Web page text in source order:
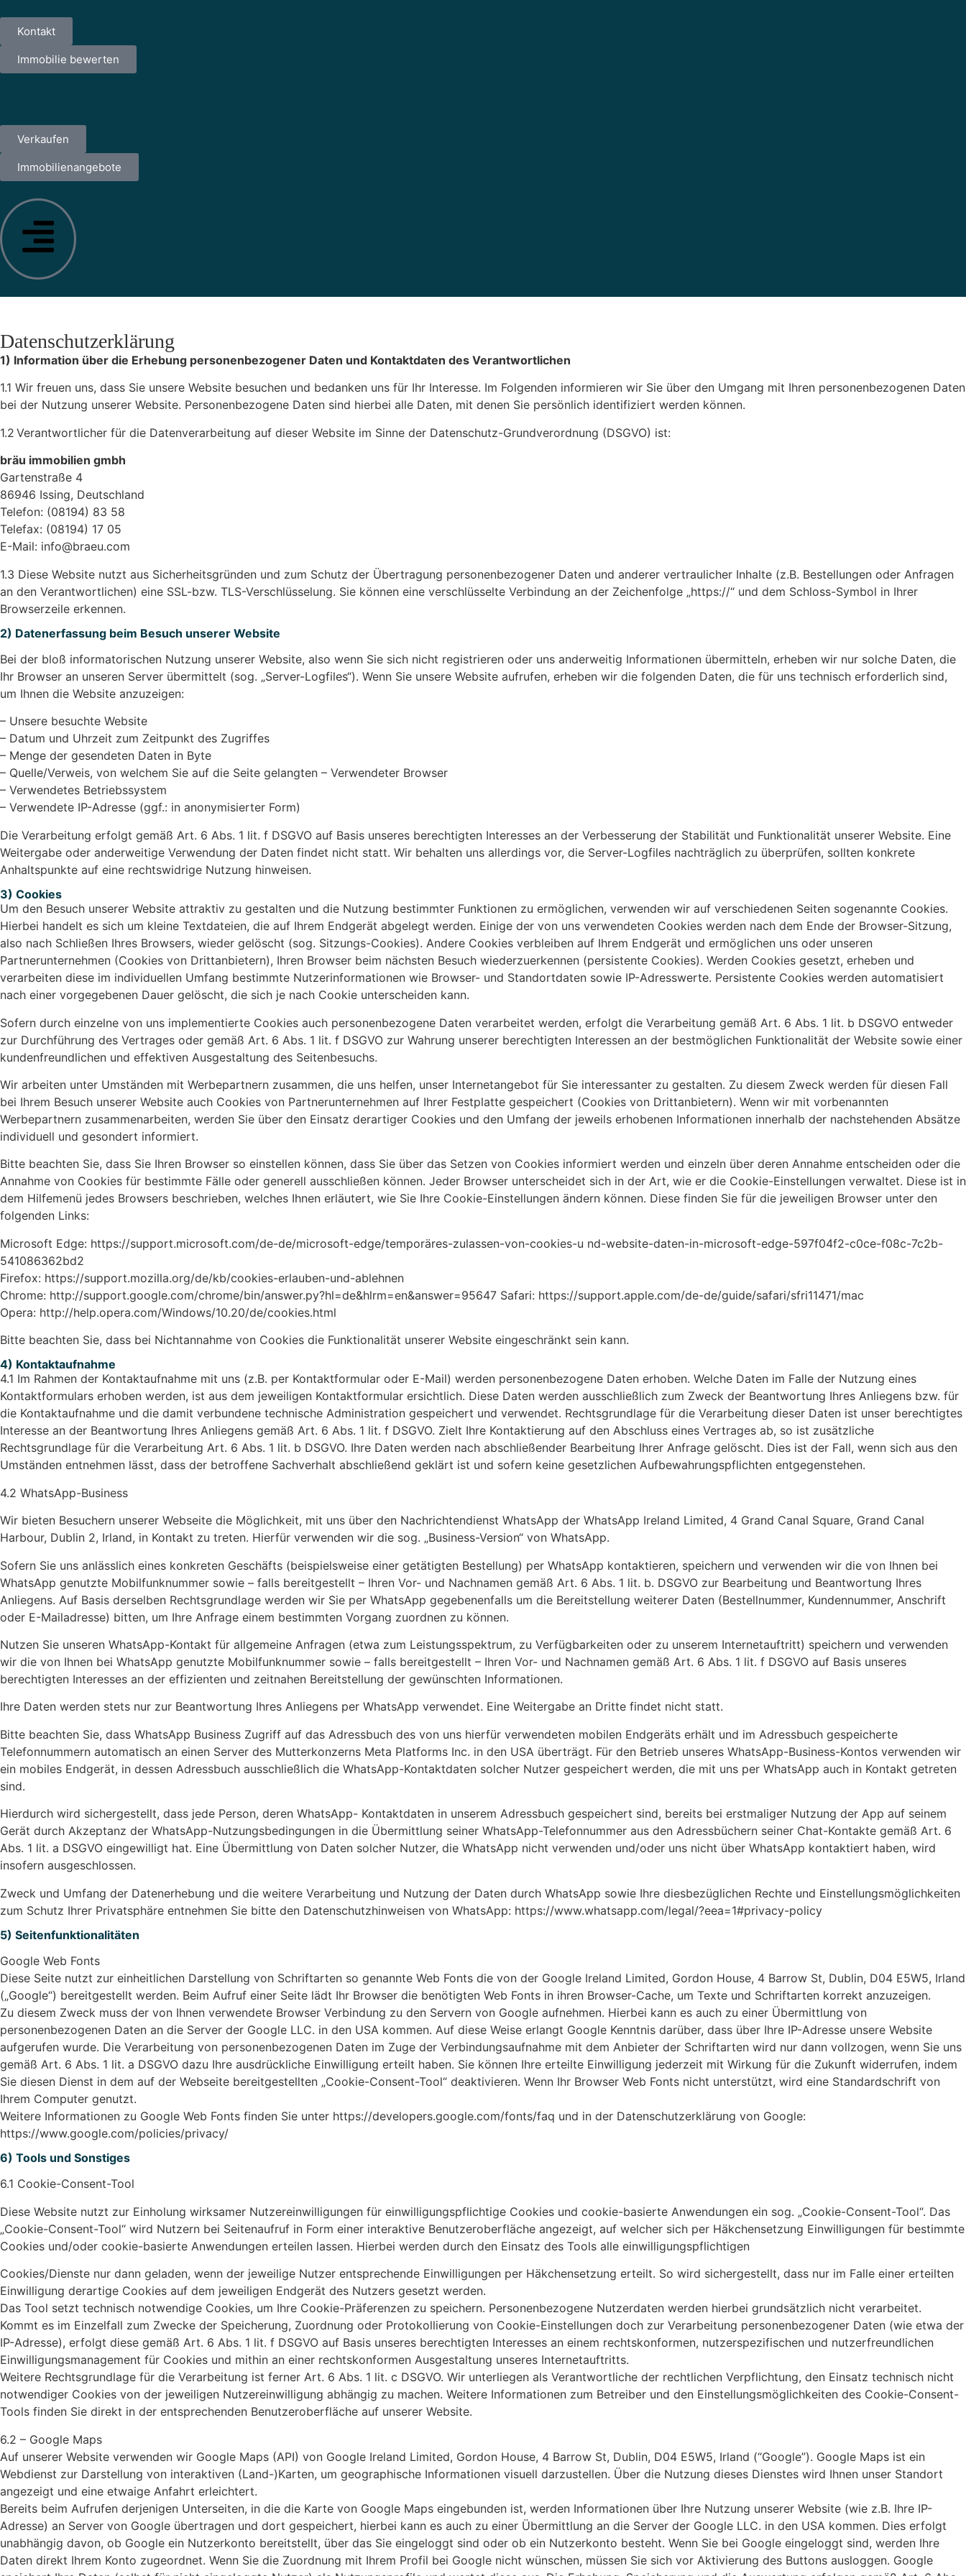
Kontakt
Immobilie bewerten
Verkaufen
Immobilienangebote
Datenschutzerklärung
1) Information über die Erhebung personenbezogener Daten und Kontaktdaten des Verantwortlichen
1.1 Wir freuen uns, dass Sie unsere Website besuchen und bedanken uns für Ihr Interesse. Im Folgenden informieren wir Sie über den Umgang mit Ihren personenbezogenen Daten
bei der Nutzung unserer Website. Personenbezogene Daten sind hierbei alle Daten, mit denen Sie persönlich identifiziert werden können.
1.2 Verantwortlicher für die Datenverarbeitung auf dieser Website im Sinne der Datenschutz-Grundverordnung (DSGVO) ist:
bräu immobilien gmbh
Gartenstraße 4
86946 Issing, Deutschland
Telefon: (08194) 83 58
Telefax: (08194) 17 05
E-Mail: info@braeu.com
1.3 Diese Website nutzt aus Sicherheitsgründen und zum Schutz der Übertragung personenbezogener Daten und anderer vertraulicher Inhalte (z.B. Bestellungen oder Anfragen
an den Verantwortlichen) eine SSL-bzw. TLS-Verschlüsselung. Sie können eine verschlüsselte Verbindung an der Zeichenfolge „https://“ und dem Schloss-Symbol in Ihrer
Browserzeile erkennen.
2) Datenerfassung beim Besuch unserer Website
Bei der bloß informatorischen Nutzung unserer Website, also wenn Sie sich nicht registrieren oder uns anderweitig Informationen übermitteln, erheben wir nur solche Daten, die
Ihr Browser an unseren Server übermittelt (sog. „Server-Logfiles“). Wenn Sie unsere Website aufrufen, erheben wir die folgenden Daten, die für uns technisch erforderlich sind,
um Ihnen die Website anzuzeigen:
– Unsere besuchte Website
– Datum und Uhrzeit zum Zeitpunkt des Zugriffes
– Menge der gesendeten Daten in Byte
– Quelle/Verweis, von welchem Sie auf die Seite gelangten – Verwendeter Browser
– Verwendetes Betriebssystem
– Verwendete IP-Adresse (ggf.: in anonymisierter Form)
Die Verarbeitung erfolgt gemäß Art. 6 Abs. 1 lit. f DSGVO auf Basis unseres berechtigten Interesses an der Verbesserung der Stabilität und Funktionalität unserer Website. Eine
Weitergabe oder anderweitige Verwendung der Daten findet nicht statt. Wir behalten uns allerdings vor, die Server-Logfiles nachträglich zu überprüfen, sollten konkrete
Anhaltspunkte auf eine rechtswidrige Nutzung hinweisen.
3) Cookies
Um den Besuch unserer Website attraktiv zu gestalten und die Nutzung bestimmter Funktionen zu ermöglichen, verwenden wir auf verschiedenen Seiten sogenannte Cookies.
Hierbei handelt es sich um kleine Textdateien, die auf Ihrem Endgerät abgelegt werden. Einige der von uns verwendeten Cookies werden nach dem Ende der Browser-Sitzung,
also nach Schließen Ihres Browsers, wieder gelöscht (sog. Sitzungs-Cookies). Andere Cookies verbleiben auf Ihrem Endgerät und ermöglichen uns oder unseren
Partnerunternehmen (Cookies von Drittanbietern), Ihren Browser beim nächsten Besuch wiederzuerkennen (persistente Cookies). Werden Cookies gesetzt, erheben und
verarbeiten diese im individuellen Umfang bestimmte Nutzerinformationen wie Browser- und Standortdaten sowie IP-Adresswerte. Persistente Cookies werden automatisiert
nach einer vorgegebenen Dauer gelöscht, die sich je nach Cookie unterscheiden kann.
Sofern durch einzelne von uns implementierte Cookies auch personenbezogene Daten verarbeitet werden, erfolgt die Verarbeitung gemäß Art. 6 Abs. 1 lit. b DSGVO entweder
zur Durchführung des Vertrages oder gemäß Art. 6 Abs. 1 lit. f DSGVO zur Wahrung unserer berechtigten Interessen an der bestmöglichen Funktionalität der Website sowie einer
kundenfreundlichen und effektiven Ausgestaltung des Seitenbesuchs.
Wir arbeiten unter Umständen mit Werbepartnern zusammen, die uns helfen, unser Internetangebot für Sie interessanter zu gestalten. Zu diesem Zweck werden für diesen Fall
bei Ihrem Besuch unserer Website auch Cookies von Partnerunternehmen auf Ihrer Festplatte gespeichert (Cookies von Drittanbietern). Wenn wir mit vorbenannten
Werbepartnern zusammenarbeiten, werden Sie über den Einsatz derartiger Cookies und den Umfang der jeweils erhobenen Informationen innerhalb der nachstehenden Absätze
individuell und gesondert informiert.
Bitte beachten Sie, dass Sie Ihren Browser so einstellen können, dass Sie über das Setzen von Cookies informiert werden und einzeln über deren Annahme entscheiden oder die
Annahme von Cookies für bestimmte Fälle oder generell ausschließen können. Jeder Browser unterscheidet sich in der Art, wie er die Cookie-Einstellungen verwaltet. Diese ist in
dem Hilfemenü jedes Browsers beschrieben, welches Ihnen erläutert, wie Sie Ihre Cookie-Einstellungen ändern können. Diese finden Sie für die jeweiligen Browser unter den
folgenden Links:
Microsoft Edge: https://support.microsoft.com/de-de/microsoft-edge/temporäres-zulassen-von-cookies-u nd-website-daten-in-microsoft-edge-597f04f2-c0ce-f08c-7c2b-
541086362bd2
Firefox: https://support.mozilla.org/de/kb/cookies-erlauben-und-ablehnen
Chrome: http://support.google.com/chrome/bin/answer.py?hl=de&hlrm=en&answer=95647 Safari: https://support.apple.com/de-de/guide/safari/sfri11471/mac
Opera: http://help.opera.com/Windows/10.20/de/cookies.html
Bitte beachten Sie, dass bei Nichtannahme von Cookies die Funktionalität unserer Website eingeschränkt sein kann.
4) Kontaktaufnahme
4.1 Im Rahmen der Kontaktaufnahme mit uns (z.B. per Kontaktformular oder E-Mail) werden personenbezogene Daten erhoben. Welche Daten im Falle der Nutzung eines
Kontaktformulars erhoben werden, ist aus dem jeweiligen Kontaktformular ersichtlich. Diese Daten werden ausschließlich zum Zweck der Beantwortung Ihres Anliegens bzw. für
die Kontaktaufnahme und die damit verbundene technische Administration gespeichert und verwendet. Rechtsgrundlage für die Verarbeitung dieser Daten ist unser berechtigtes
Interesse an der Beantwortung Ihres Anliegens gemäß Art. 6 Abs. 1 lit. f DSGVO. Zielt Ihre Kontaktierung auf den Abschluss eines Vertrages ab, so ist zusätzliche
Rechtsgrundlage für die Verarbeitung Art. 6 Abs. 1 lit. b DSGVO. Ihre Daten werden nach abschließender Bearbeitung Ihrer Anfrage gelöscht. Dies ist der Fall, wenn sich aus den
Umständen entnehmen lässt, dass der betroffene Sachverhalt abschließend geklärt ist und sofern keine gesetzlichen Aufbewahrungspflichten entgegenstehen.
4.2 WhatsApp-Business
Wir bieten Besuchern unserer Webseite die Möglichkeit, mit uns über den Nachrichtendienst WhatsApp der WhatsApp Ireland Limited, 4 Grand Canal Square, Grand Canal
Harbour, Dublin 2, Irland, in Kontakt zu treten. Hierfür verwenden wir die sog. „Business-Version“ von WhatsApp.
Sofern Sie uns anlässlich eines konkreten Geschäfts (beispielsweise einer getätigten Bestellung) per WhatsApp kontaktieren, speichern und verwenden wir die von Ihnen bei
WhatsApp genutzte Mobilfunknummer sowie – falls bereitgestellt – Ihren Vor- und Nachnamen gemäß Art. 6 Abs. 1 lit. b. DSGVO zur Bearbeitung und Beantwortung Ihres
Anliegens. Auf Basis derselben Rechtsgrundlage werden wir Sie per WhatsApp gegebenenfalls um die Bereitstellung weiterer Daten (Bestellnummer, Kundennummer, Anschrift
oder E-Mailadresse) bitten, um Ihre Anfrage einem bestimmten Vorgang zuordnen zu können.
Nutzen Sie unseren WhatsApp-Kontakt für allgemeine Anfragen (etwa zum Leistungsspektrum, zu Verfügbarkeiten oder zu unserem Internetauftritt) speichern und verwenden
wir die von Ihnen bei WhatsApp genutzte Mobilfunknummer sowie – falls bereitgestellt – Ihren Vor- und Nachnamen gemäß Art. 6 Abs. 1 lit. f DSGVO auf Basis unseres
berechtigten Interesses an der effizienten und zeitnahen Bereitstellung der gewünschten Informationen.
Ihre Daten werden stets nur zur Beantwortung Ihres Anliegens per WhatsApp verwendet. Eine Weitergabe an Dritte findet nicht statt.
Bitte beachten Sie, dass WhatsApp Business Zugriff auf das Adressbuch des von uns hierfür verwendeten mobilen Endgeräts erhält und im Adressbuch gespeicherte
Telefonnummern automatisch an einen Server des Mutterkonzerns Meta Platforms Inc. in den USA überträgt. Für den Betrieb unseres WhatsApp-Business-Kontos verwenden wir
ein mobiles Endgerät, in dessen Adressbuch ausschließlich die WhatsApp-Kontaktdaten solcher Nutzer gespeichert werden, die mit uns per WhatsApp auch in Kontakt getreten
sind.
Hierdurch wird sichergestellt, dass jede Person, deren WhatsApp- Kontaktdaten in unserem Adressbuch gespeichert sind, bereits bei erstmaliger Nutzung der App auf seinem
Gerät durch Akzeptanz der WhatsApp-Nutzungsbedingungen in die Übermittlung seiner WhatsApp-Telefonnummer aus den Adressbüchern seiner Chat-Kontakte gemäß Art. 6
Abs. 1 lit. a DSGVO eingewilligt hat. Eine Übermittlung von Daten solcher Nutzer, die WhatsApp nicht verwenden und/oder uns nicht über WhatsApp kontaktiert haben, wird
insofern ausgeschlossen.
Zweck und Umfang der Datenerhebung und die weitere Verarbeitung und Nutzung der Daten durch WhatsApp sowie Ihre diesbezüglichen Rechte und Einstellungsmöglichkeiten
zum Schutz Ihrer Privatsphäre entnehmen Sie bitte den Datenschutzhinweisen von WhatsApp: https://www.whatsapp.com/legal/?eea=1#privacy-policy
5) Seitenfunktionalitäten
Google Web Fonts
Diese Seite nutzt zur einheitlichen Darstellung von Schriftarten so genannte Web Fonts die von der Google Ireland Limited, Gordon House, 4 Barrow St, Dublin, D04 E5W5, Irland
(„Google“) bereitgestellt werden. Beim Aufruf einer Seite lädt Ihr Browser die benötigten Web Fonts in ihren Browser-Cache, um Texte und Schriftarten korrekt anzuzeigen.
Zu diesem Zweck muss der von Ihnen verwendete Browser Verbindung zu den Servern von Google aufnehmen. Hierbei kann es auch zu einer Übermittlung von
personenbezogenen Daten an die Server der Google LLC. in den USA kommen. Auf diese Weise erlangt Google Kenntnis darüber, dass über Ihre IP-Adresse unsere Website
aufgerufen wurde. Die Verarbeitung von personenbezogenen Daten im Zuge der Verbindungsaufnahme mit dem Anbieter der Schriftarten wird nur dann vollzogen, wenn Sie uns
gemäß Art. 6 Abs. 1 lit. a DSGVO dazu Ihre ausdrückliche Einwilligung erteilt haben. Sie können Ihre erteilte Einwilligung jederzeit mit Wirkung für die Zukunft widerrufen, indem
Sie diesen Dienst in dem auf der Webseite bereitgestellten „Cookie-Consent-Tool“ deaktivieren. Wenn Ihr Browser Web Fonts nicht unterstützt, wird eine Standardschrift von
Ihrem Computer genutzt.
Weitere Informationen zu Google Web Fonts finden Sie unter https://developers.google.com/fonts/faq und in der Datenschutzerklärung von Google:
https://www.google.com/policies/privacy/
6) Tools und Sonstiges
6.1 Cookie-Consent-Tool
Diese Website nutzt zur Einholung wirksamer Nutzereinwilligungen für einwilligungspflichtige Cookies und cookie-basierte Anwendungen ein sog. „Cookie-Consent-Tool“. Das
„Cookie-Consent-Tool“ wird Nutzern bei Seitenaufruf in Form einer interaktive Benutzeroberfläche angezeigt, auf welcher sich per Häkchensetzung Einwilligungen für bestimmte
Cookies und/oder cookie-basierte Anwendungen erteilen lassen. Hierbei werden durch den Einsatz des Tools alle einwilligungspflichtigen
Cookies/Dienste nur dann geladen, wenn der jeweilige Nutzer entsprechende Einwilligungen per Häkchensetzung erteilt. So wird sichergestellt, dass nur im Falle einer erteilten
Einwilligung derartige Cookies auf dem jeweiligen Endgerät des Nutzers gesetzt werden.
Das Tool setzt technisch notwendige Cookies, um Ihre Cookie-Präferenzen zu speichern. Personenbezogene Nutzerdaten werden hierbei grundsätzlich nicht verarbeitet.
Kommt es im Einzelfall zum Zwecke der Speicherung, Zuordnung oder Protokollierung von Cookie-Einstellungen doch zur Verarbeitung personenbezogener Daten (wie etwa der
IP-Adresse), erfolgt diese gemäß Art. 6 Abs. 1 lit. f DSGVO auf Basis unseres berechtigten Interesses an einem rechtskonformen, nutzerspezifischen und nutzerfreundlichen
Einwilligungsmanagement für Cookies und mithin an einer rechtskonformen Ausgestaltung unseres Internetauftritts.
Weitere Rechtsgrundlage für die Verarbeitung ist ferner Art. 6 Abs. 1 lit. c DSGVO. Wir unterliegen als Verantwortliche der rechtlichen Verpflichtung, den Einsatz technisch nicht
notwendiger Cookies von der jeweiligen Nutzereinwilligung abhängig zu machen. Weitere Informationen zum Betreiber und den Einstellungsmöglichkeiten des Cookie-Consent-
Tools finden Sie direkt in der entsprechenden Benutzeroberfläche auf unserer Website.
6.2 – Google Maps
Auf unserer Website verwenden wir Google Maps (API) von Google Ireland Limited, Gordon House, 4 Barrow St, Dublin, D04 E5W5, Irland (“Google”). Google Maps ist ein
Webdienst zur Darstellung von interaktiven (Land-)Karten, um geographische Informationen visuell darzustellen. Über die Nutzung dieses Dienstes wird Ihnen unser Standort
angezeigt und eine etwaige Anfahrt erleichtert.
Bereits beim Aufrufen derjenigen Unterseiten, in die die Karte von Google Maps eingebunden ist, werden Informationen über Ihre Nutzung unserer Website (wie z.B. Ihre IP-
Adresse) an Server von Google übertragen und dort gespeichert, hierbei kann es auch zu einer Übermittlung an die Server der Google LLC. in den USA kommen. Dies erfolgt
unabhängig davon, ob Google ein Nutzerkonto bereitstellt, über das Sie eingeloggt sind oder ob ein Nutzerkonto besteht. Wenn Sie bei Google eingeloggt sind, werden Ihre
Daten direkt Ihrem Konto zugeordnet. Wenn Sie die Zuordnung mit Ihrem Profil bei Google nicht wünschen, müssen Sie sich vor Aktivierung des Buttons ausloggen. Google